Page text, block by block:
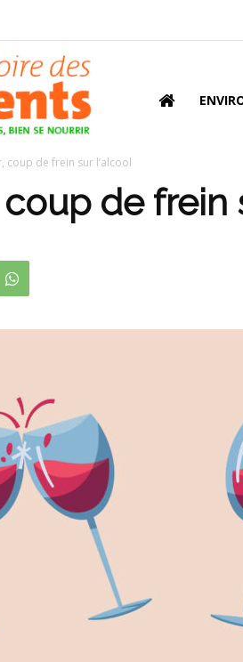
coup de frein sur l’alcool
de frein